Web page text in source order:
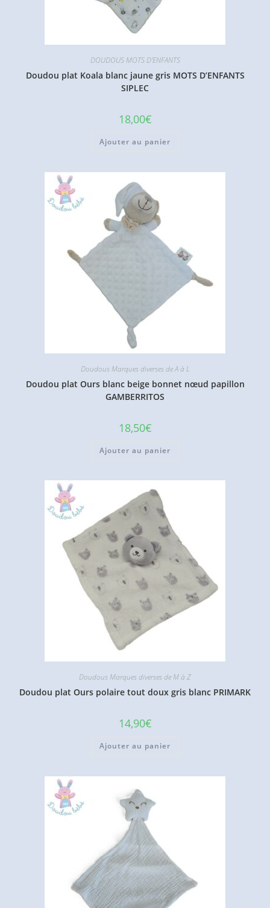
DOUDOUS MOTS D'ENFANTS
Doudou plat Koala blanc jaune gris MOTS D’ENFANTS
SIPLEC
18,00€
Ajouter au panier
Doudous Marques diverses de A à L
Doudou plat Ours blanc beige bonnet nœud papillon
GAMBERRITOS
18,50€
Ajouter au panier
Doudous Marques diverses de M à Z
Doudou plat Ours polaire tout doux gris blanc PRIMARK
14,90€
Ajouter au panier